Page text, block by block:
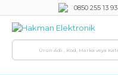
0850 255 13 93